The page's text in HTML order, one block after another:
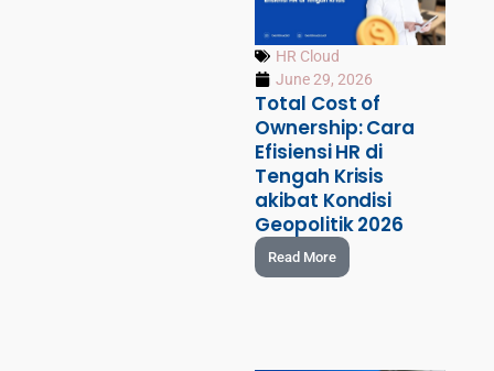
HR Cloud
June 29, 2026
Total Cost of
Ownership: Cara
Efisiensi HR di
Tengah Krisis
akibat Kondisi
Geopolitik 2026
Read More